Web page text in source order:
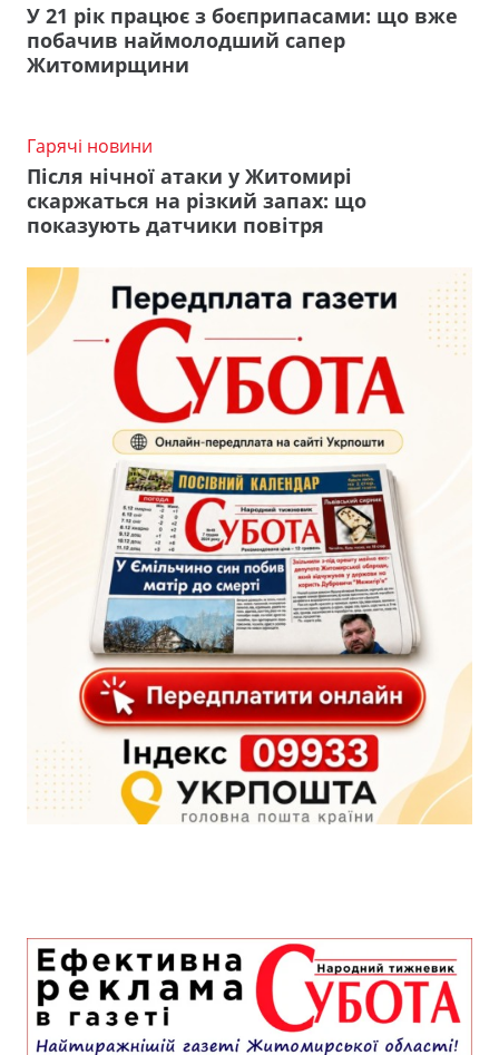
У 21 рік працює з боєприпасами: що вже
побачив наймолодший сапер
Житомирщини
Гарячі новини
Після нічної атаки у Житомирі
скаржаться на різкий запах: що
показують датчики повітря